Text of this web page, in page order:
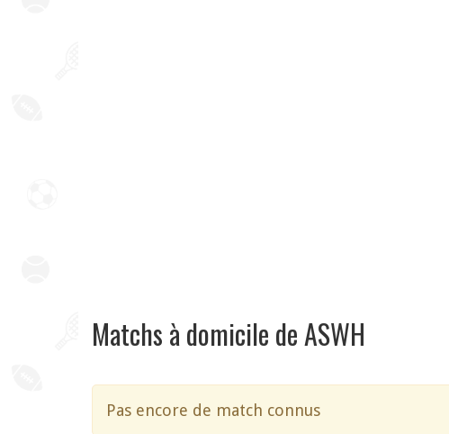
Matchs à domicile de ASWH
Pas encore de match connus